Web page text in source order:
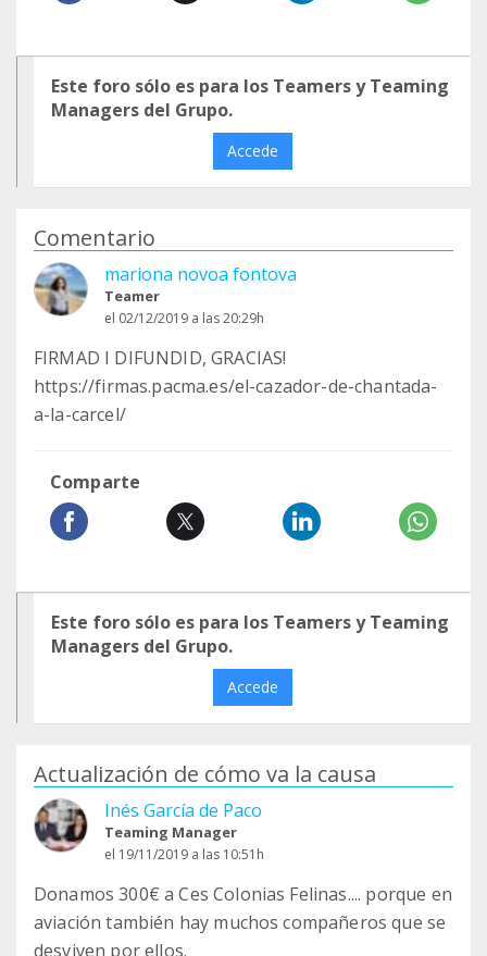
Este foro sólo es para los Teamers y Teaming
Managers del Grupo.
Accede
Comentario
mariona novoa fontova
Teamer
el 02/12/2019 a las 20:29h
FIRMAD I DIFUNDID, GRACIAS!
https://firmas.pacma.es/el-cazador-de-chantada-
a-la-carcel/
Comparte
Este foro sólo es para los Teamers y Teaming
Managers del Grupo.
Accede
Actualización de cómo va la causa
Inés García de Paco
Teaming Manager
el 19/11/2019 a las 10:51h
Donamos 300€ a Ces Colonias Felinas.... porque en
aviación también hay muchos compañeros que se
desviven por ellos.